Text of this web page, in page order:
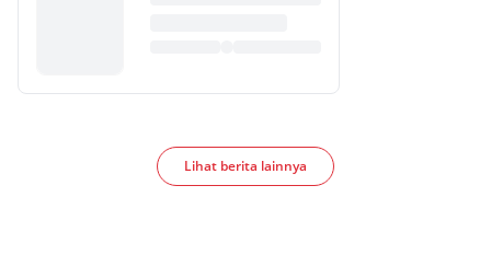
Lihat berita lainnya